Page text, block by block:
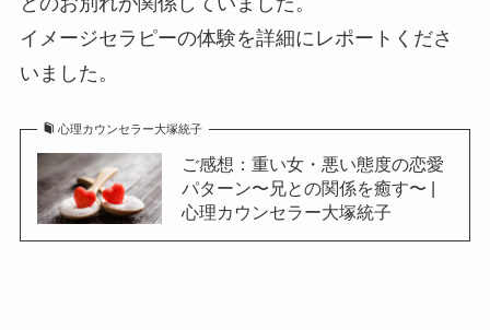
イメージセラピーの体験を詳細にレポートくださ
いました。
心理カウンセラー大塚統子
ご感想：重い女・悪い態度の恋愛
パターン〜兄との関係を癒す〜 |
心理カウンセラー大塚統子